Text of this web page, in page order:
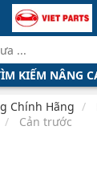
KIẾM NÂNG
Chính Hãng
Cản trước